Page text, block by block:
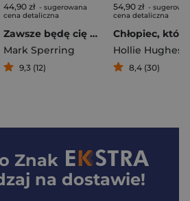
44,90 zł - sugerowana
cena detaliczna
Zawsze będę cię kochać
Mark Sperring
9,3 (12)
54,90 zł -
cena detaliczna
Hollie Hughes
8,4 (30)
Znak
na dostawie!